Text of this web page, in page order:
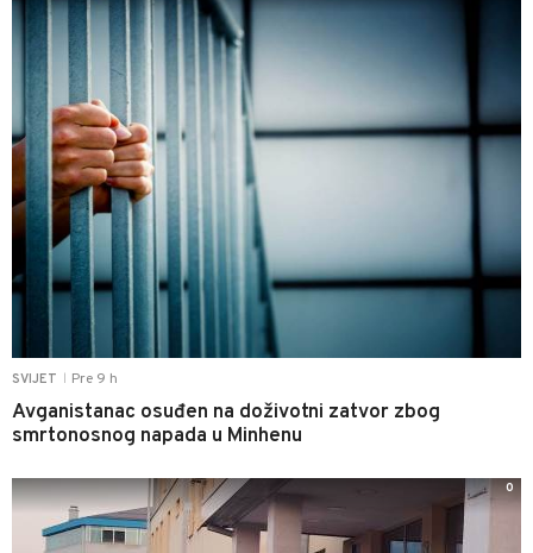
SVIJET Pre 9 h
Avganistanac osuđen na doživotni zatvor zbog
smrtonosnog napada u Minhenu
0